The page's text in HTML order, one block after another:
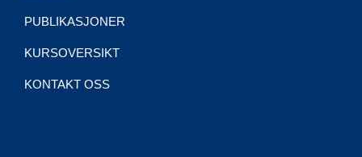
PUBLIKASJONER
KURSOVERSIKT
KONTAKT OSS